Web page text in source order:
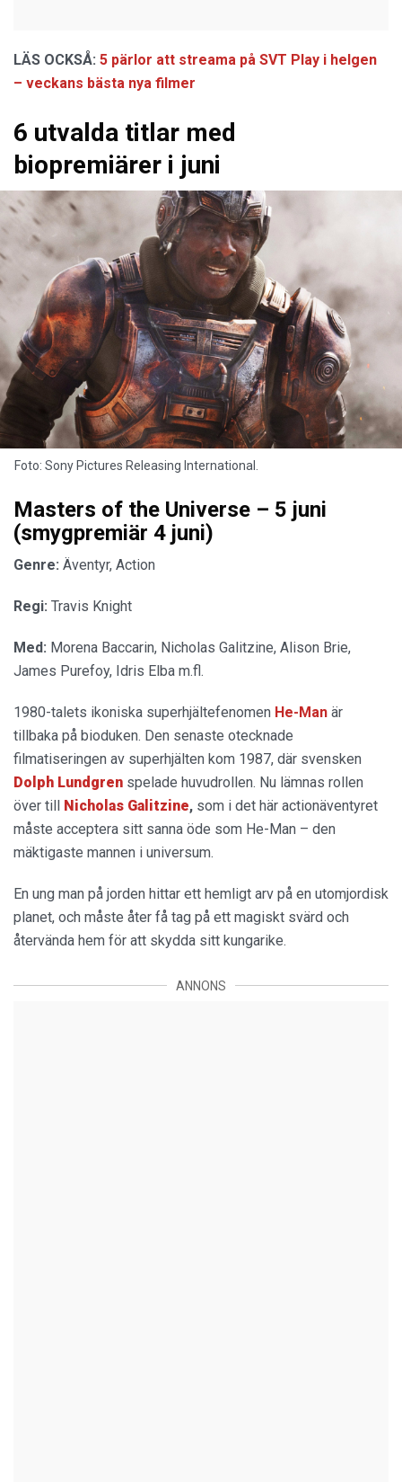
LÄS OCKSÅ: 5 pärlor att streama på SVT Play i helgen
– veckans bästa nya filmer
6 utvalda titlar med
biopremiärer i juni
Foto: Sony Pictures Releasing International.
Masters of the Universe – 5 juni
(smygpremiär 4 juni)
Genre: Äventyr, Action
Regi: Travis Knight
Med: Morena Baccarin, Nicholas Galitzine, Alison Brie,
James Purefoy, Idris Elba m.fl.
1980-talets ikoniska superhjältefenomen He-Man är
tillbaka på bioduken. Den senaste otecknade
filmatiseringen av superhjälten kom 1987, där svensken
Dolph Lundgren spelade huvudrollen. Nu lämnas rollen
över till Nicholas Galitzine, som i det här actionäventyret
måste acceptera sitt sanna öde som He-Man – den
mäktigaste mannen i universum.
En ung man på jorden hittar ett hemligt arv på en utomjordisk
planet, och måste åter få tag på ett magiskt svärd och
återvända hem för att skydda sitt kungarike.
ANNONS